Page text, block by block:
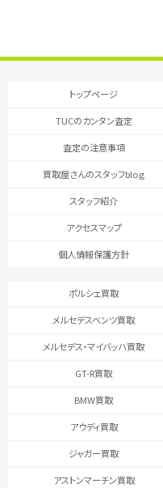
トップページ
TUCのカンタン査定
査定の注意事項
買取屋さんのスタッフblog
スタッフ紹介
アクセスマップ
個人情報保護方針
ポルシェ買取
メルセデスベンツ買取
メルセデス・マイバッハ買取
GT-R買取
BMW買取
アウディ買取
ジャガー買取
アストンマーチン買取